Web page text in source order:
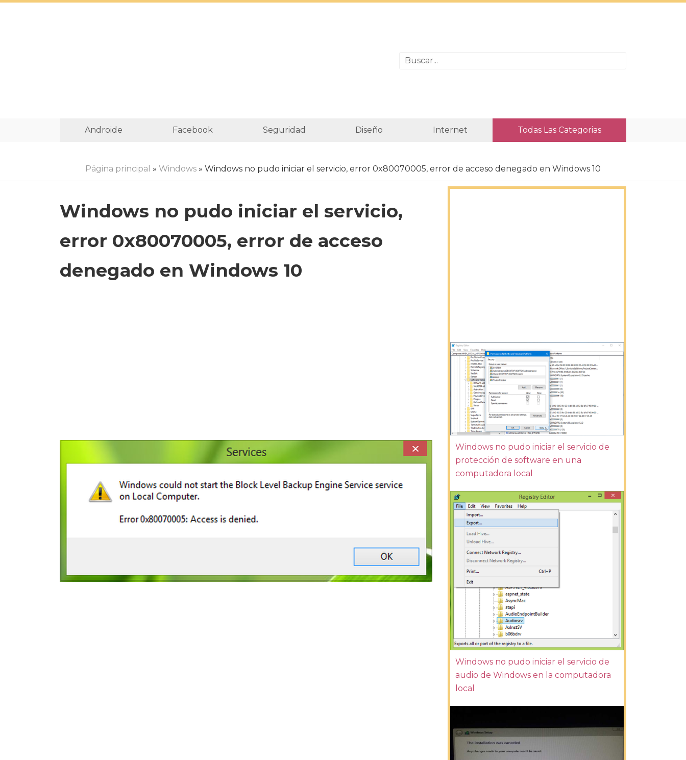
Androide Facebook Seguridad Diseño Internet Todas Las Categorias
Página principal » Windows » Windows no pudo iniciar el servicio, error 0x80070005, error de acceso denegado en Windows 10
Windows no pudo iniciar el servicio,
error 0x80070005, error de acceso
denegado en Windows 10
Windows no pudo iniciar el servicio de
protección de software en una
computadora local
Windows no pudo iniciar el servicio de
audio de Windows en la computadora
local